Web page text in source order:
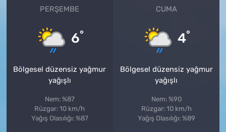
PERŞEMBE
6°
Bölgesel düzensiz yağmur
yağışlı
Nem: %87
Rüzgar: 10 km/h
Yağış Olasılığı: %87
CUMA
4°
Bölgesel düzensiz yağmur
yağışlı
Nem: %90
Rüzgar: 10 km/h
Yağış Olasılığı: %89